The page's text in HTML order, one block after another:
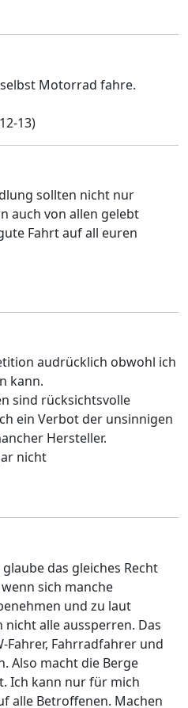
Motorrad fahre.
13)
sollten nicht nur
auch von allen gelebt
Fahrt auf all euren
audrücklich obwohl ich
kann.
sind rücksichtsvolle
ein Verbot der unsinnigen
Hersteller.
nicht
das gleiches Recht
sich manche
und zu laut
alle aussperren. Das
Fahrer, Fahrradfahrer und
Also macht die Berge
Ich kann nur für mich
alle Betroffenen. Machen